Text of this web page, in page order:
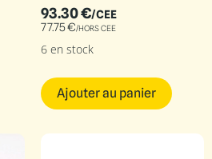
93.30€/CEE
77.75€/HORS CEE
6 en stock
Ajouter au panier